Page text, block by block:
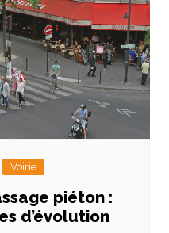
Voirie
piéton :
d’évolution